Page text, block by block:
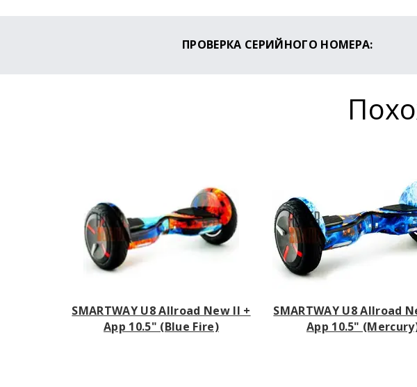
ПРОВЕРКА СЕРИЙНОГО НОМЕРА:
SMARTWAY U8 Allroad New II +
App 10.5" (Blue Fire)
SMARTWAY U8 Allroad
App 10.5"